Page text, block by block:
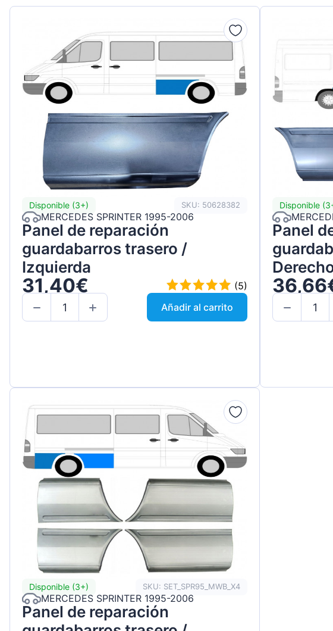
Disponible (3+) SKU: 50628382
MERCEDES SPRINTER 1995-2006
Panel de reparación
guardabarros trasero /
Izquierda
31,40€
(5)
Añadir al carrito
Disponible
Panel
Disponible (3+) SKU: SET_SPR95_MWB_X4
MERCEDES SPRINTER 1995-2006
Panel de reparación